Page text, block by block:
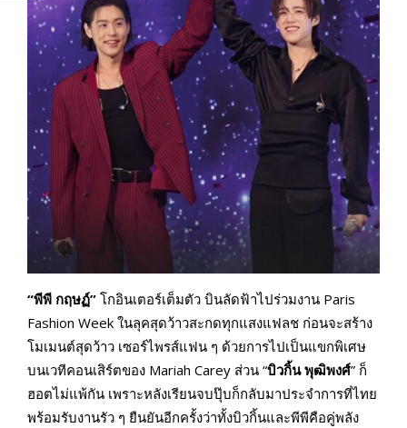
“พีพี กฤษฏ์” โกอินเตอร์เต็มตัว บินลัดฟ้าไปร่วมงาน Paris
Fashion Week ในลุคสุดว้าวสะกดทุกแสงแฟลช ก่อนจะสร้าง
โมเมนต์สุดว้าว เซอร์ไพรส์แฟน ๆ ด้วยการไปเป็นแขกพิเศษ
บนเวทีคอนเสิร์ตของ Mariah Carey ส่วน “บิวกิ้น พุฒิพงศ์” ก็
ฮอตไม่แพ้กัน เพราะหลังเรียนจบปุ๊บก็กลับมาประจำการที่ไทย
พร้อมรับงานรัว ๆ ยืนยันอีกครั้งว่าทั้งบิวกิ้นและพีพีคือคู่พลัง